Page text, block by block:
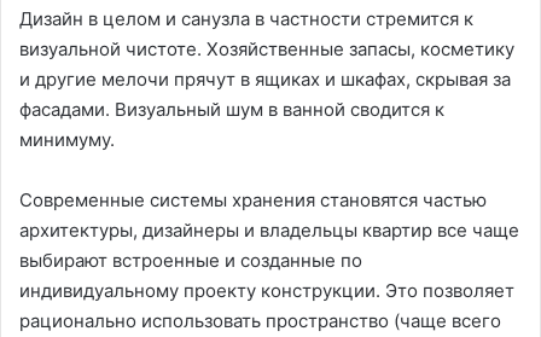
Дизайн в целом и санузла в частности стремится к
визуальной чистоте. Хозяйственные запасы, косметику
и другие мелочи прячут в ящиках и шкафах, скрывая за
фасадами. Визуальный шум в ванной сводится к
минимуму.
Современные системы хранения становятся частью
архитектуры, дизайнеры и владельцы квартир все чаще
выбирают встроенные и созданные по
индивидуальному проекту конструкции. Это позволяет
рационально использовать пространство (чаще всего